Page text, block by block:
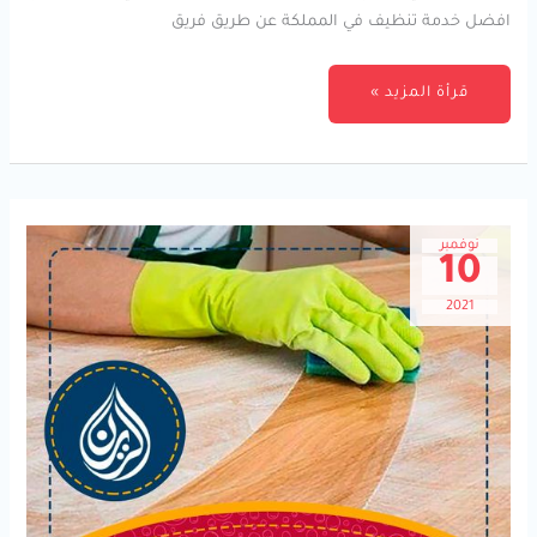
افضل خدمة تنظيف في المملكة عن طريق فريق
قرأة المزيد »
نوفمبر
10
2021